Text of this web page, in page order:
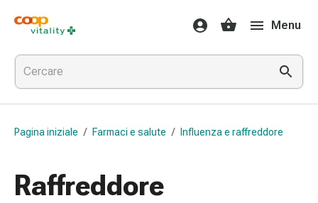
Farmaci
e
salute
Influenza
e
raffreddore
per
gola
Farmaci
Menu
Pagina iniziale / Farmaci e salute / Influenza e raffreddore
Raffreddore